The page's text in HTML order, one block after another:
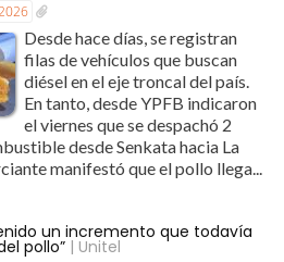
Desde hace días, se registran
filas de vehículos que buscan
diésel en el eje troncal del país.
En tanto, desde YPFB indicaron
el viernes que se despachó 2
desde Senkata hacia La
manifestó que el pollo llega...
un incremento que todavía
pollo”| Unitel